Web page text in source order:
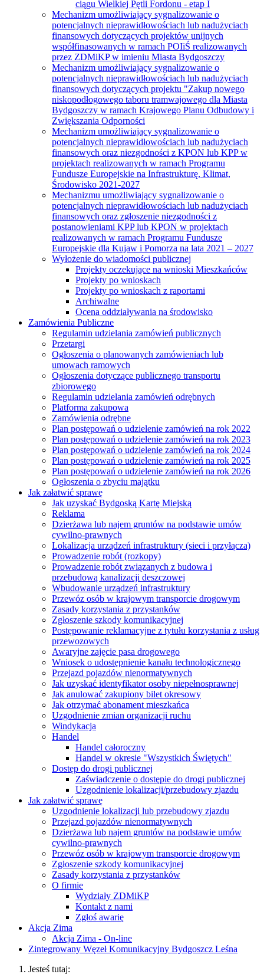
ciągu Wielkiej Pętli Fordonu - etap I
Mechanizm umożliwiający sygnalizowanie o
potencjalnych nieprawidłowościach lub nadużyciach
finansowych dotyczących projektów unijnych
współfinasowanych w ramach POIiŚ realizowanych
przez ZDMiKP w imieniu Miasta Bydgoszczy
Mechanizm umożliwiający sygnalizowanie o
potencjalnych nieprawidłowościach lub nadużyciach
finansowych dotyczących projektu "Zakup nowego
niskopodłogowego taboru tramwajowego dla Miasta
Bydgoszczy w ramach Krajowego Planu Odbudowy i
Zwiększania Odporności
Mechanizm umożliwiający sygnalizowanie o
potencjalnych nieprawidłowościach lub nadużyciach
finansowych oraz niezgodności z KPON lub KPP w
projektach realizowanych w ramach Programu
Fundusze Europejskie na Infrastrukturę, Klimat,
Środowisko 2021-2027
Mechanizmu umożliwiający sygnalizowanie o
potencjalnych nieprawidłowościach lub nadużyciach
finansowych oraz zgłoszenie niezgodności z
postanowieniami KPP lub KPON w projektach
realizowanych w ramach Programu Fundusze
Europejskie dla Kujaw i Pomorza na lata 2021 – 2027
Wyłożenie do wiadomości publicznej
Projekty oczekujące na wnioski Mieszkańców
Projekty po wnioskach
Projekty po wnioskach z raportami
Archiwalne
Ocena oddziaływania na środowisko
Zamówienia Publiczne
Regulamin udzielania zamówień publicznych
Przetargi
Ogłoszenia o planowanych zamówieniach lub
umowach ramowych
Ogłoszenia dotyczące publicznego transportu
zbiorowego
Regulamin udzielania zamówień odrębnych
Platforma zakupowa
Zamówienia odrębne
Plan postępowań o udzielenie zamówień na rok 2022
Plan postępowań o udzielenie zamówień na rok 2023
Plan postępowań o udzielenie zamówień na rok 2024
Plan postępowań o udzielenie zamówień na rok 2025
Plan postępowań o udzielenie zamówień na rok 2026
Ogłoszenia o zbyciu majątku
Jak załatwić sprawę
Jak uzyskać Bydgoską Kartę Miejską
Reklama
Dzierżawa lub najem gruntów na podstawie umów
cywilno-prawnych
Lokalizacja urządzeń infrastruktury (sieci i przyłącza)
Prowadzenie robót (rozkopy)
Prowadzenie robót związanych z budowa i
przebudową kanalizacji deszczowej
Wbudowanie urządzeń infrastruktury
Przewóz osób w krajowym transporcie drogowym
Zasady korzystania z przystanków
Zgłoszenie szkody komunikacyjnej
Postępowanie reklamacyjne z tytułu korzystania z usług
przewozowych
Awaryjne zajęcie pasa drogowego
Wniosek o udostępnienie kanału technologicznego
Przejazd pojazdów nienormatywnych
Jak uzyskać identyfikator osoby niepełnosprawnej
Jak anulować zakupiony bilet okresowy
Jak otrzymać abonament mieszkańca
Uzgodnienie zmian organizacji ruchu
Windykacja
Handel
Handel całoroczny
Handel w okresie "Wszystkich Świętych"
Dostęp do drogi publicznej
Zaświadczenie o dostępie do drogi publicznej
Uzgodnienie lokalizacji/przebudowy zjazdu
Jak załatwić sprawę
Uzgodnienie lokalizacji lub przebudowy zjazdu
Przejazd pojazdów nienormatywnych
Dzierżawa lub najem gruntów na podstawie umów
cywilno-prawnych
Przewóz osób w krajowym transporcie drogowym
Zgłoszenie szkody komunikacyjnej
Zasady korzystania z przystanków
O firmie
Wydziały ZDMiKP
Kontakt z nami
Zgłoś awarię
Akcja Zima
Akcja Zima - On-line
Zintegrowany Węzeł Komunikacyjny Bydgoszcz Leśna
Jesteś tutaj: